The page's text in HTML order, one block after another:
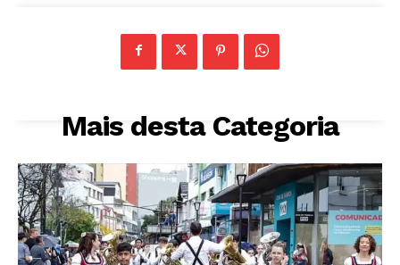
Mais desta Categoria